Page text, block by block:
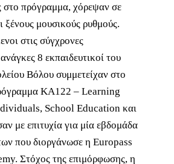
στο πρόγραμμα, χόρεψαν σε
ξένους μουσικούς ρυθμούς.
στις σύγχρονες
8 εκπαιδευτικοί του
Βόλου συμμετείχαν στο
KA122 – Learning
School Education και
με επιτυχία για μία εβδομάδα
που διοργάνωσε η Europass
Στόχος της επιμόρφωσης, η